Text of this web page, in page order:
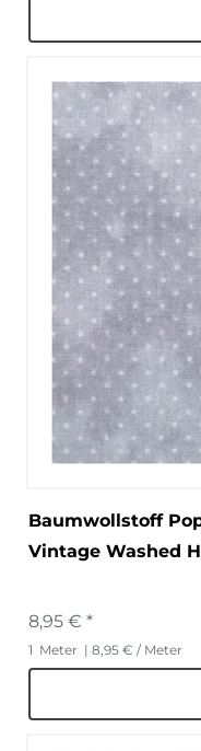
Baumwollstoff
Vintage Washed
8,95 € *
1 Meter | 8,95 € / Meter